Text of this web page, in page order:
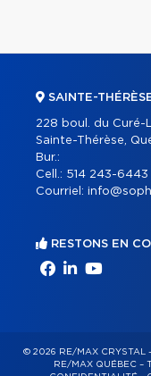
SAINTE-
228 boul. du Curé-
Sainte-Thérèse,
Bur.:
Cell.: 514 243-6443
Courriel:
RESTONS EN
© 2026 RE/MAX CRYSTAL
RE/MAX QUÉBEC –